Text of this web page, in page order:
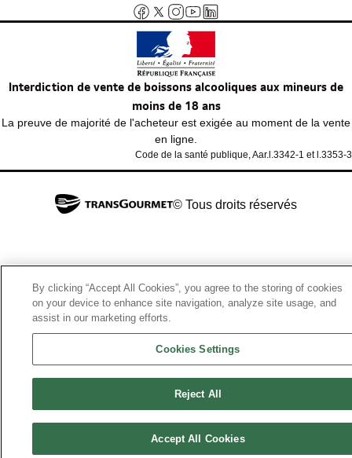
Interdiction de vente de boissons alcooliques aux mineurs de
moins de 18 ans
La preuve de majorité de l'acheteur est exigée au moment de la vente
en ligne.
Code de la santé publique, Aar.l.3342-1 et l.3353-3
© Tous droits réservés
By clicking “Accept All Cookies”, you agree to the storing of cookies
on your device to enhance site navigation, analyze site usage, and
assist in our marketing efforts.
Cookies Settings
Reject All
Accept All Cookies